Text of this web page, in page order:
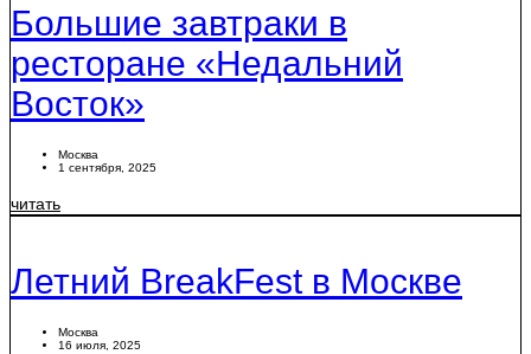
Большие завтраки в
ресторане «Недальний
Восток»
Москва
1 сентября, 2025
читать
Летний BreakFest в Москве
Москва
16 июля, 2025